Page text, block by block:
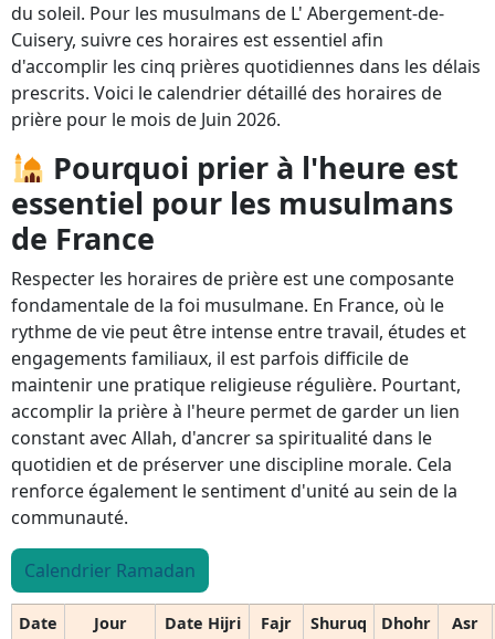
du soleil. Pour les musulmans de L' Abergement-de-
Cuisery, suivre ces horaires est essentiel afin
d'accomplir les cinq prières quotidiennes dans les délais
prescrits. Voici le calendrier détaillé des horaires de
prière pour le mois de Juin 2026.
Pourquoi prier à l'heure est
essentiel pour les musulmans
de France
Respecter les horaires de prière est une composante
fondamentale de la foi musulmane. En France, où le
rythme de vie peut être intense entre travail, études et
engagements familiaux, il est parfois difficile de
maintenir une pratique religieuse régulière. Pourtant,
accomplir la prière à l'heure permet de garder un lien
constant avec Allah, d'ancrer sa spiritualité dans le
quotidien et de préserver une discipline morale. Cela
renforce également le sentiment d'unité au sein de la
communauté.
Calendrier Ramadan
Date Jour Date Hijri Fajr Shuruq Dhohr Asr